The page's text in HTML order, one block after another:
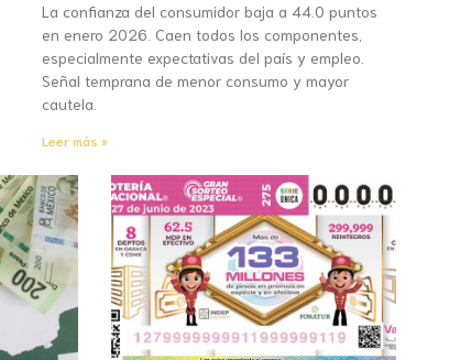
La confianza del consumidor baja a 44.0 puntos
en enero 2026. Caen todos los componentes,
especialmente expectativas del país y empleo.
Señal temprana de menor consumo y mayor
cautela.
Leer más »